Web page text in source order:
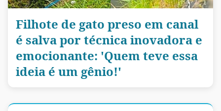
Filhote de gato preso em canal
é salva por técnica inovadora e
emocionante: 'Quem teve essa
ideia é um gênio!'